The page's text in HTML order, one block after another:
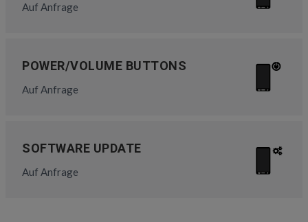
Auf Anfrage
POWER/VOLUME BUTTONS
Auf Anfrage
SOFTWARE UPDATE
Auf Anfrage